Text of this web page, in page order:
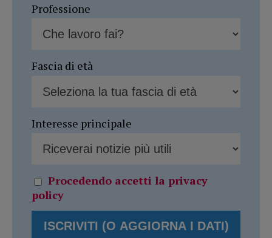
Professione
Fascia di età
Interesse principale
Procedendo accetti la privacy
policy